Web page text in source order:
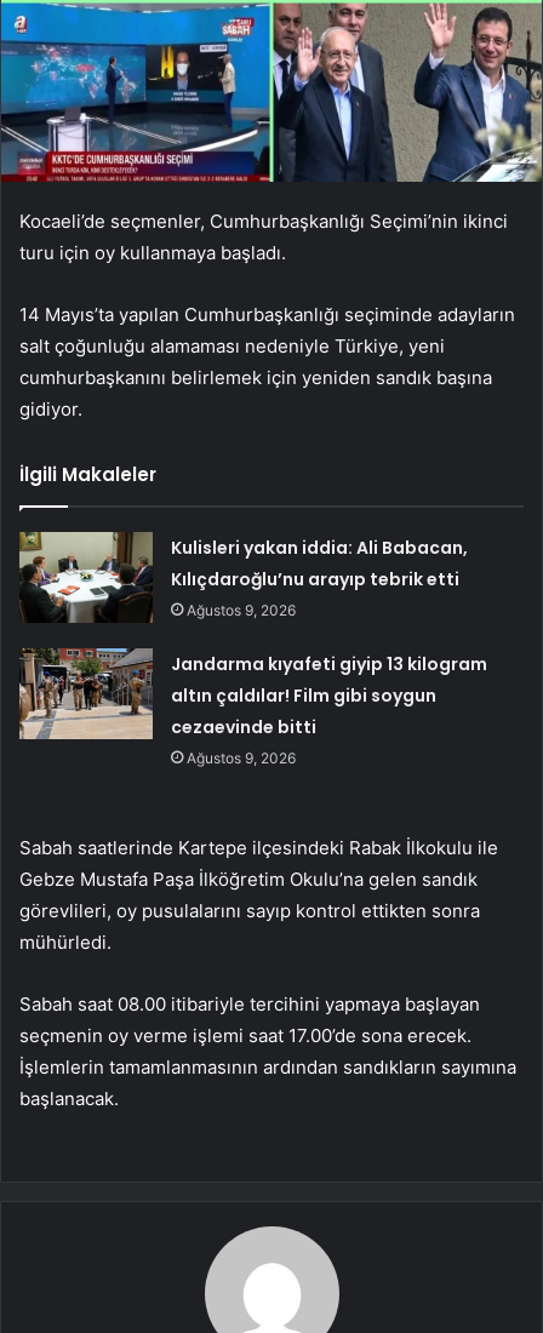
Kocaeli’de seçmenler, Cumhurbaşkanlığı Seçimi’nin ikinci
turu için oy kullanmaya başladı.
14 Mayıs’ta yapılan Cumhurbaşkanlığı seçiminde adayların
salt çoğunluğu alamaması nedeniyle Türkiye, yeni
cumhurbaşkanını belirlemek için yeniden sandık başına
gidiyor.
İlgili Makaleler
Kulisleri yakan iddia: Ali Babacan,
Kılıçdaroğlu’nu arayıp tebrik etti
Ağustos 9, 2026
Jandarma kıyafeti giyip 13 kilogram
altın çaldılar! Film gibi soygun
cezaevinde bitti
Ağustos 9, 2026
Sabah saatlerinde Kartepe ilçesindeki Rabak İlkokulu ile
Gebze Mustafa Paşa İlköğretim Okulu’na gelen sandık
görevlileri, oy pusulalarını sayıp kontrol ettikten sonra
mühürledi.
Sabah saat 08.00 itibariyle tercihini yapmaya başlayan
seçmenin oy verme işlemi saat 17.00’de sona erecek.
İşlemlerin tamamlanmasının ardından sandıkların sayımına
başlanacak.